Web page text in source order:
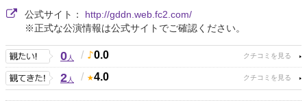
公式サイト： http://gddn.web.fc2.com/
※正式な公演情報は公式サイトでご確認ください。
0人 / 0.0
2人 / 4.0